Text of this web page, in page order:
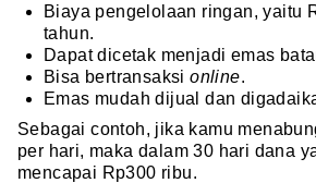
Biaya pengelolaan ringan, yaitu
tahun.
Dapat dicetak menjadi emas
Bisa bertransaksionline.
Emas mudah dijual dan
Sebagai contoh, jika kamu
per hari, maka dalam 30 hari dana
mencapai Rp300 ribu.